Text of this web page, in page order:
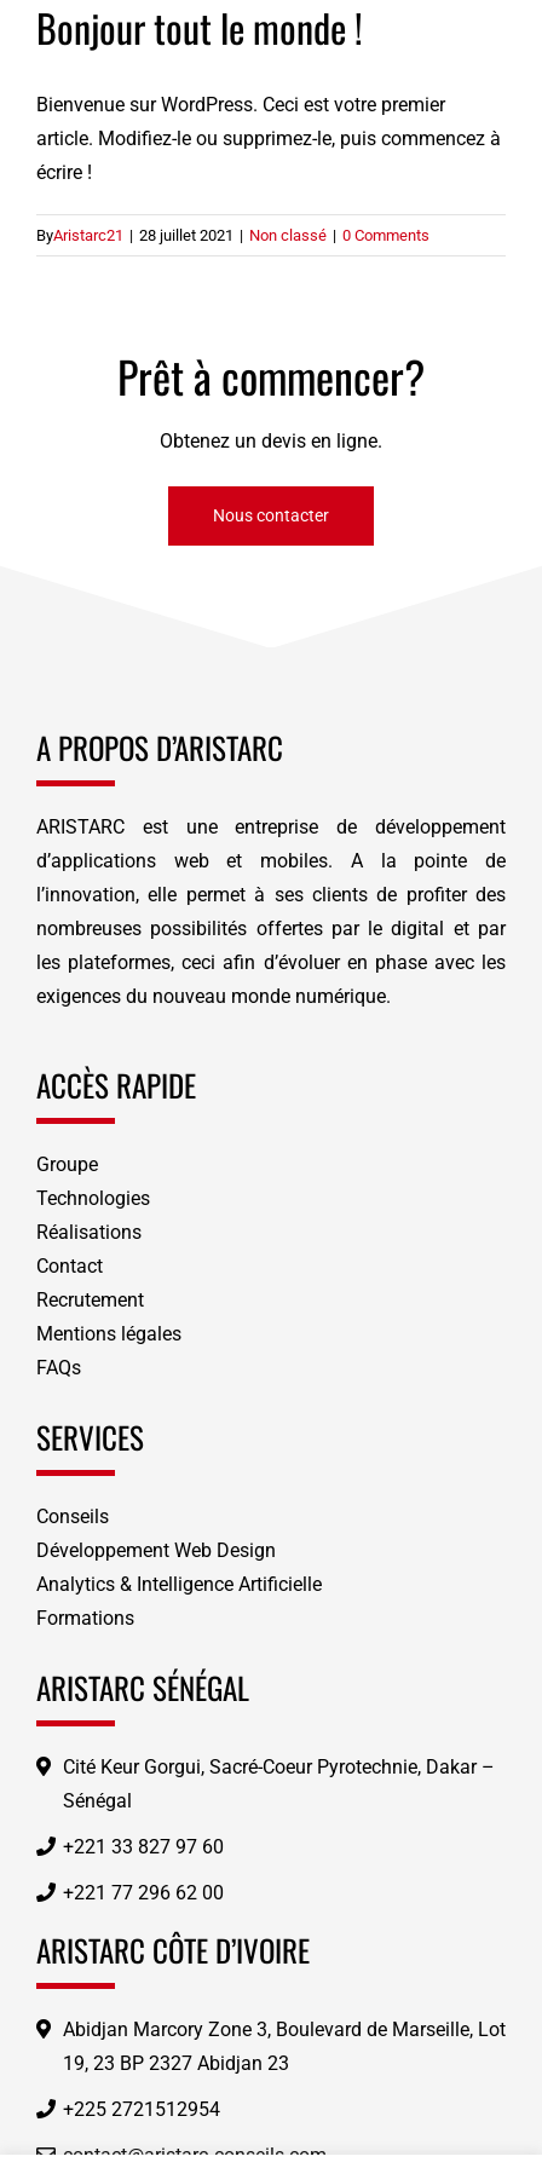
Bonjour tout le monde !
Bienvenue sur WordPress. Ceci est votre premier
article. Modifiez-le ou supprimez-le, puis commencez à
écrire !
ByAristarc21 | 28 juillet 2021 | Non classé | 0 Comments
Prêt à commencer?
Obtenez un devis en ligne.
Nous contacter
A PROPOS D’ARISTARC
ARISTARC est une entreprise de développement
d’applications web et mobiles. A la pointe de
l’innovation, elle permet à ses clients de profiter des
nombreuses possibilités offertes par le digital et par
les plateformes, ceci afin d’évoluer en phase avec les
exigences du nouveau monde numérique.
ACCÈS RAPIDE
Groupe
Technologies
Réalisations
Contact
Recrutement
Mentions légales
FAQs
SERVICES
Conseils
Développement Web Design
Analytics & Intelligence Artificielle
Formations
ARISTARC SÉNÉGAL
Cité Keur Gorgui, Sacré-Coeur Pyrotechnie, Dakar –
Sénégal
+221 33 827 97 60
+221 77 296 62 00
ARISTARC CÔTE D’IVOIRE
Abidjan Marcory Zone 3, Boulevard de Marseille, Lot
19, 23 BP 2327 Abidjan 23
+225 2721512954
contact@aristarc‑conseils.com